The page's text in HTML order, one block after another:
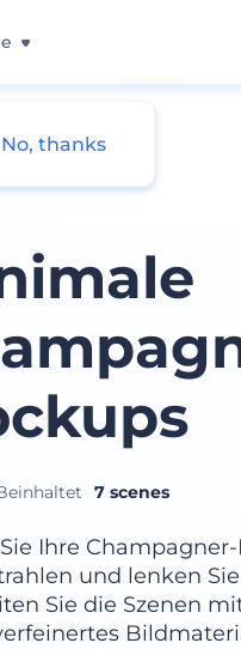
7 scenes
Sie Ihre
und lenken
Sie die Szenen
No, thanks